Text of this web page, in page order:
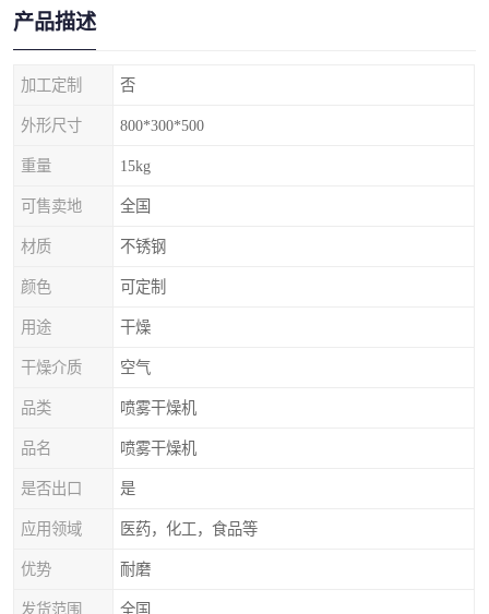
产品描述
加工定制 否
外形尺寸 800*300*500
重量 15kg
可售卖地 全国
材质 不锈钢
颜色 可定制
用途 干燥
干燥介质 空气
品类 喷雾干燥机
品名 喷雾干燥机
是否出口 是
应用领域 医药，化工，食品等
优势 耐磨
发货范围 全国